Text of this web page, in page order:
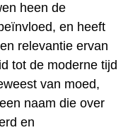
heen de
en heeft
relevantie ervan
tot de moderne tijd
van moed,
naam die over
en